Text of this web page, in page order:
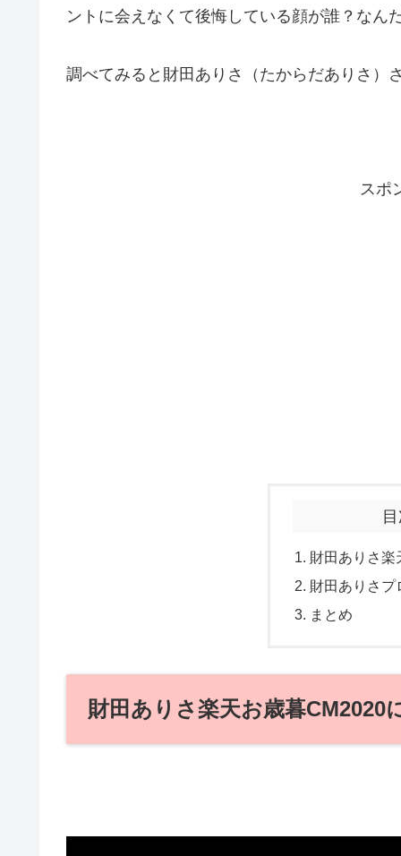
ントに会えなくて後悔している顔が誰？なん
調べてみると財田ありさ（たからだありさ）
スポ
財田ありさ楽
財田ありさプ
まとめ
財田ありさ楽天お歳暮CM2020